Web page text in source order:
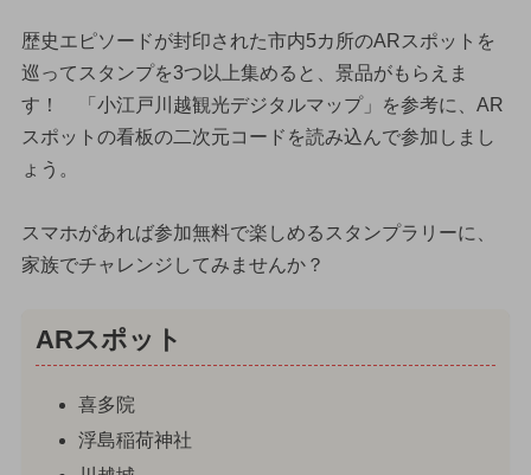
歴史エピソードが封印された市内5カ所のARスポットを
巡ってスタンプを3つ以上集めると、景品がもらえま
す！ 「小江戸川越観光デジタルマップ」を参考に、AR
スポットの看板の二次元コードを読み込んで参加しまし
ょう。
スマホがあれば参加無料で楽しめるスタンプラリーに、
家族でチャレンジしてみませんか？
ARスポット
喜多院
浮島稲荷神社